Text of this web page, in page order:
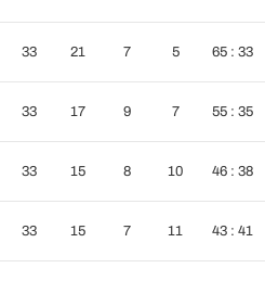
33 21 7 5 65 : 33
33 17 9 7 55 : 35
33 15 8 10 46 : 38
33 15 7 11 43 : 41